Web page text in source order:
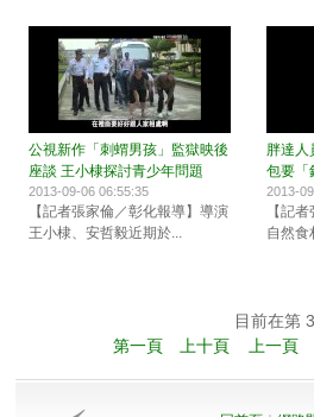
公視新作「刺蝟男孩」監獄映後
座談 王小棣探討青少年問題
2013-09-06 06:55:35
【記者張家倫／彰化報導】導演
王小棣、安哲毅近期於...
胖達人
包要「
2013-
【記
自然食
目前在第
第一頁
上十頁 上一頁